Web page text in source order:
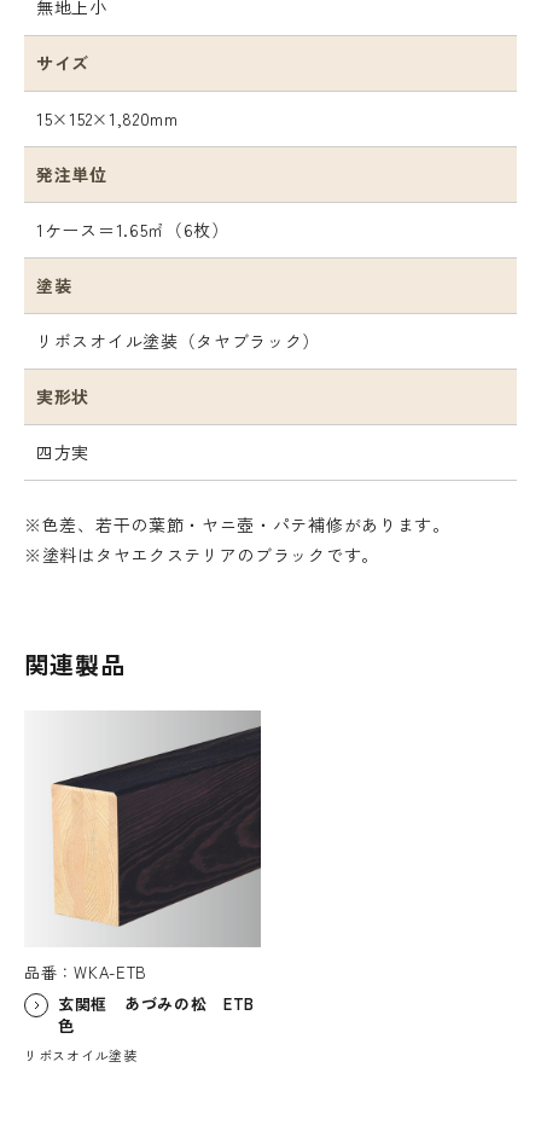
無地上小
サイズ
15×152×1,820mm
発注単位
1ケース＝1.65㎡（6枚）
塗装
リボスオイル塗装（タヤブラック）
実形状
四方実
※色差、若干の葉節・ヤニ壺・パテ補修があります。
※塗料はタヤエクステリアのブラックです。
関連製品
品番：WKA-ETB
玄関框 あづみの松 ETB
色
リボスオイル塗装